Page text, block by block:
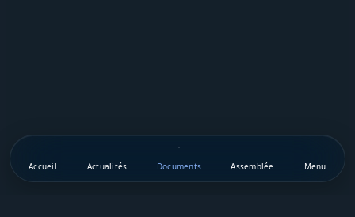
Accueil Actualités Documents Assemblée Menu